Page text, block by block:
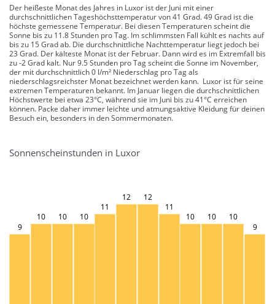
Der heißeste Monat des Jahres in Luxor ist der Juni mit einer
durchschnittlichen Tageshöchsttemperatur von 41 Grad. 49 Grad ist die
höchste gemessene Temperatur. Bei diesen Temperaturen scheint die
Sonne bis zu 11.8 Stunden pro Tag. Im schlimmsten Fall kühlt es nachts auf
bis zu 15 Grad ab. Die durchschnittliche Nachttemperatur liegt jedoch bei
23 Grad. Der kälteste Monat ist der Februar. Dann wird es im Extremfall bis
zu -2 Grad kalt. Nur 9.5 Stunden pro Tag scheint die Sonne im November,
der mit durchschnittlich 0 l/m² Niederschlag pro Tag als
niederschlagsreichster Monat bezeichnet werden kann. Luxor ist für seine
extremen Temperaturen bekannt. Im Januar liegen die durchschnittlichen
Höchstwerte bei etwa 23°C, während sie im Juni bis zu 41°C erreichen
können. Packe daher immer leichte und atmungsaktive Kleidung für deinen
Besuch ein, besonders in den Sommermonaten.
Sonnenscheinstunden in Luxor
9
10 10 10
11
12
12
11
10
10
10
9